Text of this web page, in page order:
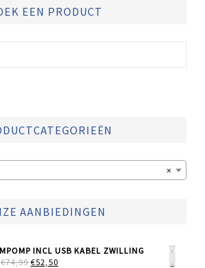
EEN PRODUCT
×
AANBIEDINGEN
INCL USB KABEL ZWILLING
€74,99 OORSPRONKELIJKE
€52,50